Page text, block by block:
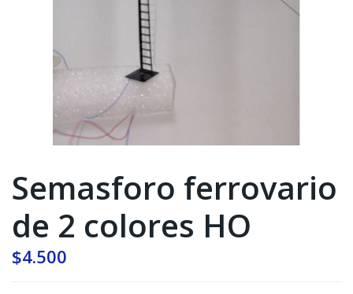
Semasforo ferrovario
de 2 colores HO
$4.500